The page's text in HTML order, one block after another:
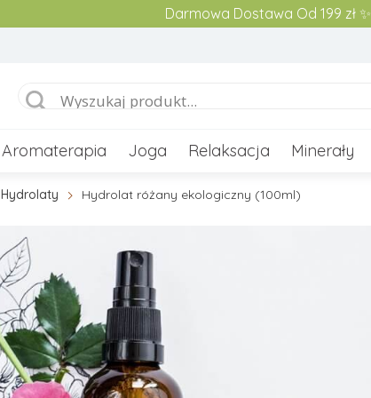
Darmowa Dostawa Od 199 zł ✨
Aromaterapia Joga Relaksacja Minerały
Hydrolaty Hydrolat różany ekologiczny (100ml)